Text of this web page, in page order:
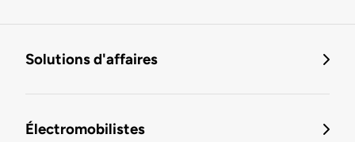
Solutions d'affaires
Électromobilistes